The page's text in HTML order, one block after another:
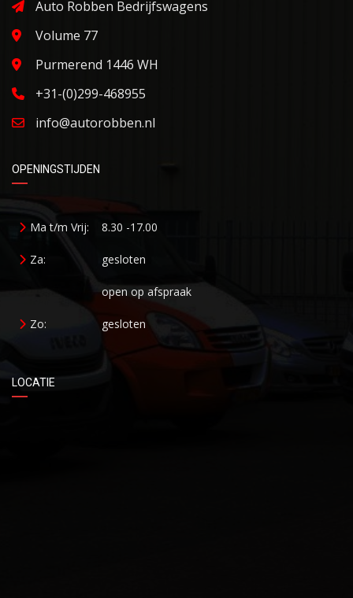
Auto Robben Bedrijfswagens
Volume 77
Purmerend 1446 WH
+31-(0)299-468955
info@autorobben.nl
OPENINGSTIJDEN
Ma t/m Vrij: 8.30 -17.00
Za: gesloten
open op afspraak
Zo: gesloten
LOCATIE